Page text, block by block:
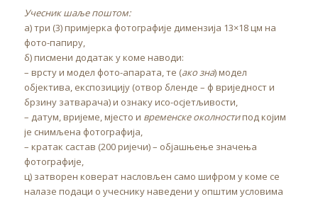
Учесник шаље поштом:
а) три (3) примјерка фотографије димензија 13×18 цм на
фото-папиру,
б) писмени додатак у коме наводи:
– врсту и модел фото-апарата, те (ако зна) модел
објектива, експозицију (отвор бленде – ф вриједност и
брзину затварача) и ознаку исо-осјетљивости,
– датум, вријеме, мјесто и временске околностипод којим
је снимљена фотографија,
– кратак састав (200 ријечи) – објашњење значења
фотографије,
ц) затворен коверат насловљен само шифром у коме се
налазе подаци о учеснику наведени у општим условима